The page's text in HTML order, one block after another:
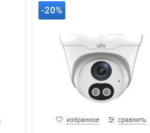
-20%
избранное сравнить